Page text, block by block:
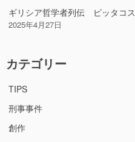
ギリシア哲学者列伝 ピッタコス
2025年4月27日
カテゴリー
TIPS
刑事事件
創作